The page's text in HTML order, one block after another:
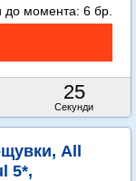
23
Секунди
до момента: 6 бр.
All
5*,